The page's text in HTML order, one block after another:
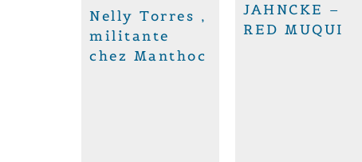
Nelly Torres ,
militante
chez Manthoc
JAHNCKE –
RED MUQUI